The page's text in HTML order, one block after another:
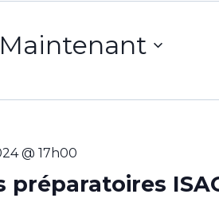
Maintenant
@ 17h00